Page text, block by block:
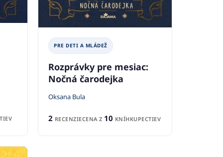
PRE DETI A MLÁDEŽ
Rozprávky pre mesiac:
Nočná čarodejka
Oksana Bula
2 RECENZIECENA Z 10 KNÍHKUPECTIEV